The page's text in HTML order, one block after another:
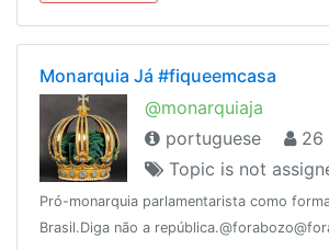
Monarquia Já #fiqueemcasa
@monarquiaja
portuguese
26
Topic is not
Pró-monarquia parlamentarista como
Brasil.Diga não a